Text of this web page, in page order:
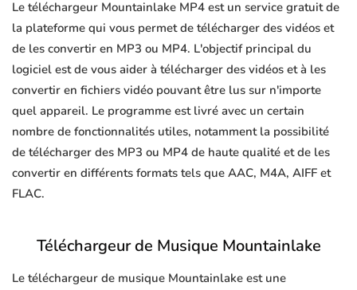
Le téléchargeur Mountainlake MP4 est un service gratuit de
la plateforme qui vous permet de télécharger des vidéos et
de les convertir en MP3 ou MP4. L'objectif principal du
logiciel est de vous aider à télécharger des vidéos et à les
convertir en fichiers vidéo pouvant être lus sur n'importe
quel appareil. Le programme est livré avec un certain
nombre de fonctionnalités utiles, notamment la possibilité
de télécharger des MP3 ou MP4 de haute qualité et de les
convertir en différents formats tels que AAC, M4A, AIFF et
FLAC.
Téléchargeur de Musique Mountainlake
Le téléchargeur de musique Mountainlake est une